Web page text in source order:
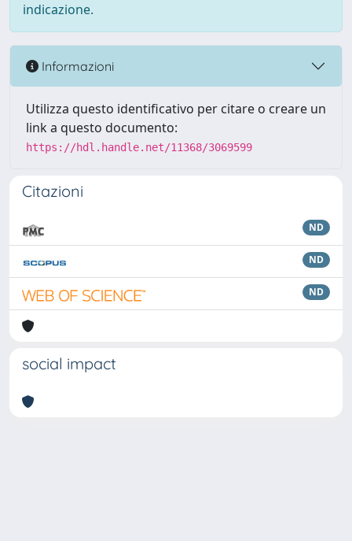
indicazione.
Informazioni
Utilizza questo identificativo per citare o creare un
link a questo documento:
https://hdl.handle.net/11368/3069599
Citazioni
ND
ND
ND
social impact